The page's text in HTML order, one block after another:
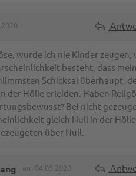
wurde ich nie Kinder zeugen,
besteht, dass
Schicksal überhaupt,
der Hölle erleiden. Haben
Bei nicht
gleich Null in der
über Null.
am 04.05.2020